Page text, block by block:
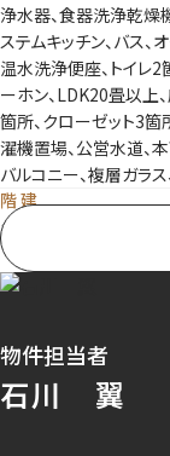
浄水器、食器洗浄乾燥
ステムキッチン、バス、
温水洗浄便座、トイレ2
ーホン、LDK20畳以上
箇所、クローゼット3箇
濯機置場、公営水道、
バルコニー、複層ガラ
階建
2階建
リフォーム
なし
なし
駐車場
-
物件担当者
石川 翼